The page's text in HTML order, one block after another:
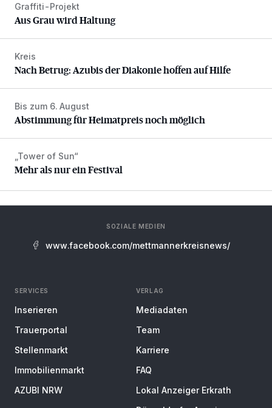
Aus Grau wird Haltung
Graffiti-Projekt
Aus Grau wird Haltung
Nach Betrug: Azubis der Diakonie hoffen auf Hilfe
Kreis
Nach Betrug: Azubis der Diakonie hoffen auf Hilfe
Abstimmung für Heimatpreis noch möglich
Bis zum 6. August
Abstimmung für Heimatpreis noch möglich
Mehr als nur ein Festival
„Tower of Sun“
Mehr als nur ein Festival
SOZIALE MEDIEN
www.facebook.com/mettmannerkreisnews/
SERVICES
Inserieren
Trauerportal
Stellenmarkt
Immobilienmarkt
AZUBI NRW
VERLAG
Mediadaten
Team
Karriere
FAQ
Lokal Anzeiger Erkrath